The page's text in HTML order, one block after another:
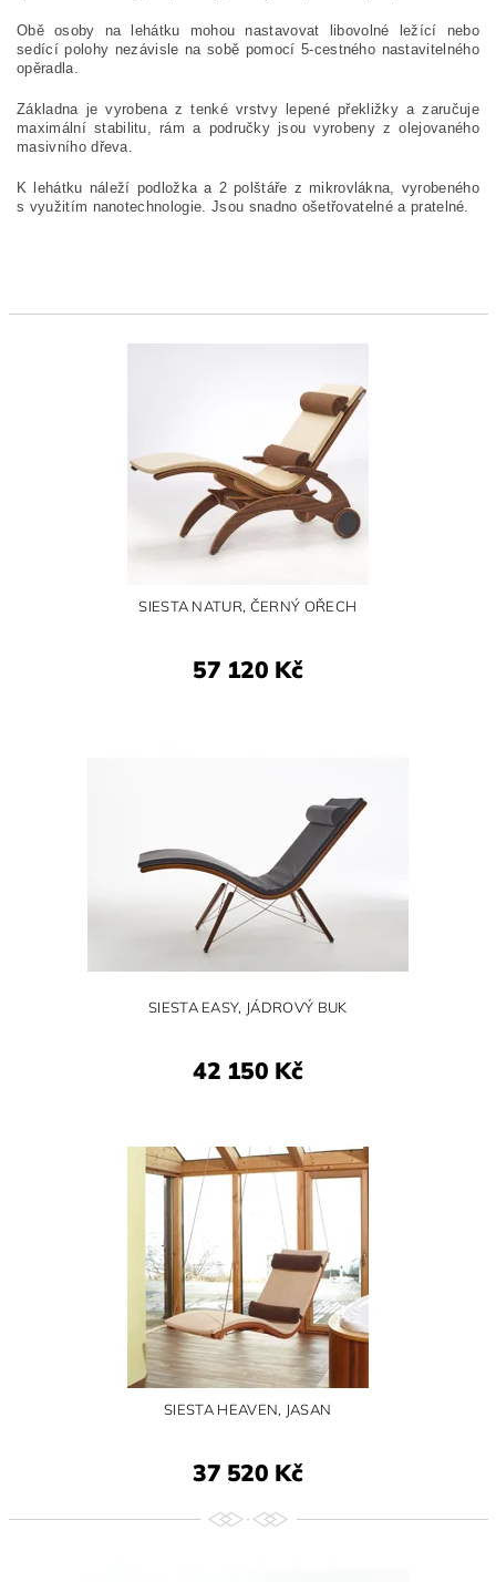
Obě osoby na lehátku mohou nastavovat libovolné ležící nebo
sedící polohy nezávisle na sobě pomocí 5-cestného nastavitelného
opěradla.
Základna je vyrobena z tenké vrstvy lepené překližky a zaručuje
maximální stabilitu, rám a područky jsou vyrobeny z olejovaného
masivního dřeva.
K lehátku náleží podložka a 2 polštáře z mikrovlákna, vyrobeného
s využitím nanotechnologie. Jsou snadno ošetřovatelné a pratelné.
SIESTA NATUR, ČERNÝ OŘECH
57 120 Kč
SIESTA EASY, JÁDROVÝ BUK
42 150 Kč
SIESTA HEAVEN, JASAN
37 520 Kč